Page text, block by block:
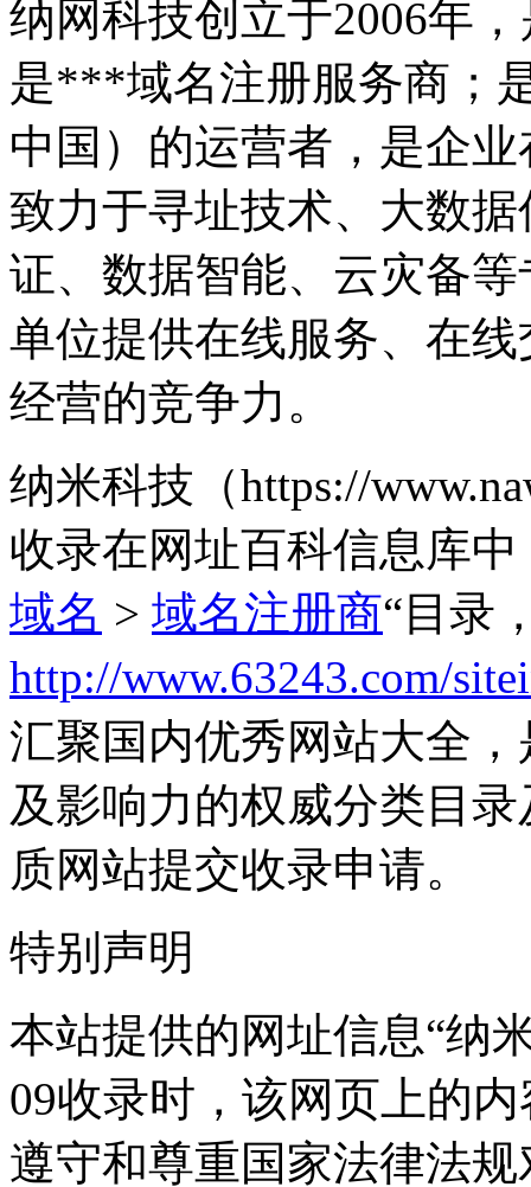
纳网科技创立于2006年
是***域名注册服务商；
中国）的运营者，是企
致力于寻址技术、大数
证、数据智能、云灾备
单位提供在线服务、在
经营的竞争力。
纳米科技（https://
收录在网址百科信息库
域名 > 域名注册商“目录
http://www.63243.com/
汇聚国内优秀网站大全
及影响力的权威分类目
质网站提交收录申请。
特别声明
本站提供的网址信息“纳
09收录时，该网页上的
遵守和尊重国家法律法